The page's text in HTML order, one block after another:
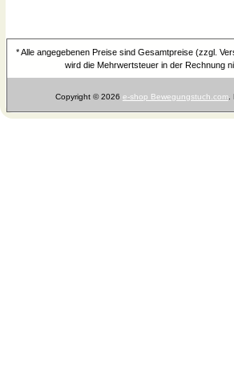
* Alle angegebenen Preise sind Gesamtpreise (zzgl.
wird die Mehrwertsteuer in der Rechnung
Copyright © 2026 e-shop Bewegungstuch.com.